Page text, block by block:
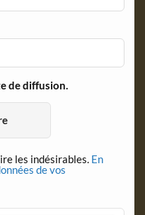
de diffusion.
les indésirables. En
de vos